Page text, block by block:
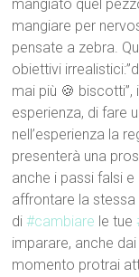
mangiato quel
mangiare per
pensate a zebra.
obiettivi
mai più 🍪
esperienza, di fare
nell’esperienza la
presenterà una
anche i passi falsi
affrontare la
di#cambiare le tue
imparare, anche
momento protrai